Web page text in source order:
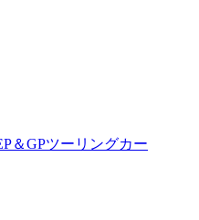
＆GPツーリングカー